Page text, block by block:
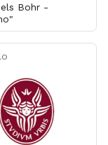
Bohr -